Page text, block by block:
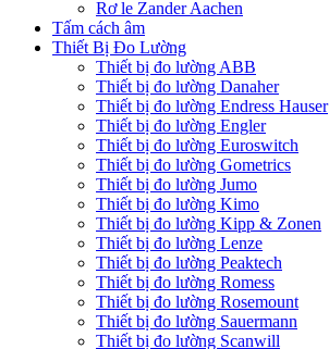
Rơ le Zander Aachen
Tấm cách âm
Thiết Bị Đo Lường
Thiết bị đo lường ABB
Thiết bị đo lường Danaher
Thiết bị đo lường Endress Hauser
Thiết bị đo lường Engler
Thiết bị đo lường Euroswitch
Thiết bị đo lường Gometrics
Thiết bị đo lường Jumo
Thiết bị đo lường Kimo
Thiết bị đo lường Kipp & Zonen
Thiết bị đo lường Lenze
Thiết bị đo lường Peaktech
Thiết bị đo lường Romess
Thiết bị đo lường Rosemount
Thiết bị đo lường Sauermann
Thiết bị đo lường Scanwill